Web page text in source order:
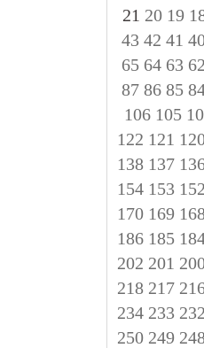
19
20
41
42
43
62
63
64
65
85
86
87
105
106
121
122
137
138
152
153
154
169
170
185
186
201
202
217
218
232
233
234
249
250